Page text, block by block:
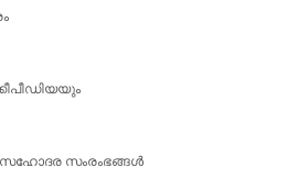
സഹോദര സംരംഭങ്ങള്‍